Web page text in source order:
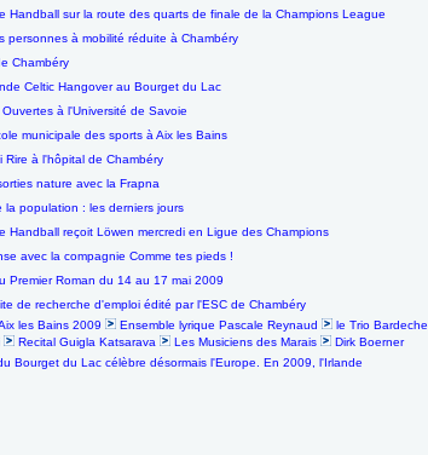
Handball sur la route des quarts de finale de la Champions League
personnes à mobilité réduite à Chambéry
Chambéry
Celtic Hangover au Bourget du Lac
à l'Université de Savoie
municipale des sports à Aix les Bains
Rire à l'hôpital de Chambéry
nature avec la Frapna
la population : les derniers jours
Handball reçoit Löwen mercredi en Ligue des Champions
avec la compagnie Comme tes pieds !
Premier Roman du 14 au 17 mai 2009
de recherche d'emploi édité par l'ESC de Chambéry
les Bains 2009
Ensemble lyrique Pascale Reynaud le Trio Bardeche
Recital Guigla Katsarava Les Musiciens des Marais
Dirk Boerner
Bourget du Lac célèbre désormais l'Europe. En 2009, l'Irlande